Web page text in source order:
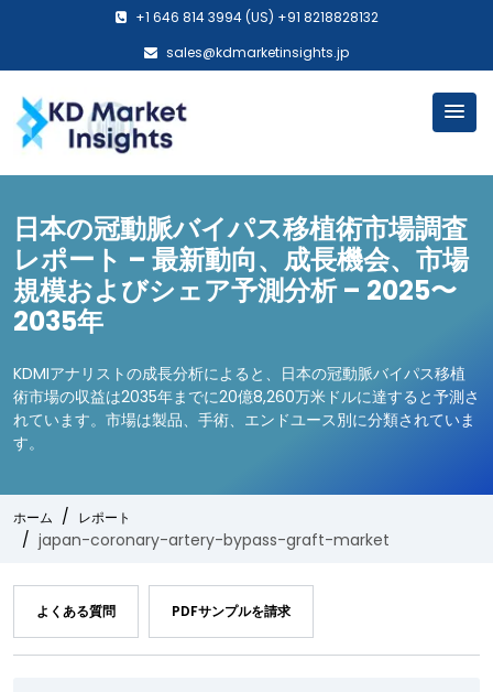
+1 646 814 3994 (US) +91 8218828132
sales@kdmarketinsights.jp
日本の冠動脈バイパス移植術市場調査
レポート – 最新動向、成長機会、市場
規模およびシェア予測分析 – 2025〜
2035年
KDMIアナリストの成長分析によると、日本の冠動脈バイパス移植
術市場の収益は2035年までに20億8,260万米ドルに達すると予測さ
れています。市場は製品、手術、エンドユース別に分類されていま
す。
ホーム レポート
japan-coronary-artery-bypass-graft-market
よくある質問 PDFサンプルを請求